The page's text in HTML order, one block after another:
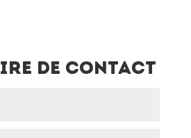
de contact